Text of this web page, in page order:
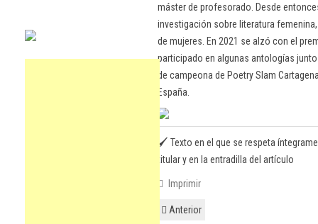
máster de profesorado. Desde
investigación sobre literatura
de mujeres. En 2021 se alzó con el
participado en algunas antologías
de campeona de Poetry Slam
España.
🖌️ Texto en el que se respeta
titular y en la entradilla del artículo
Imprimir
Anterior